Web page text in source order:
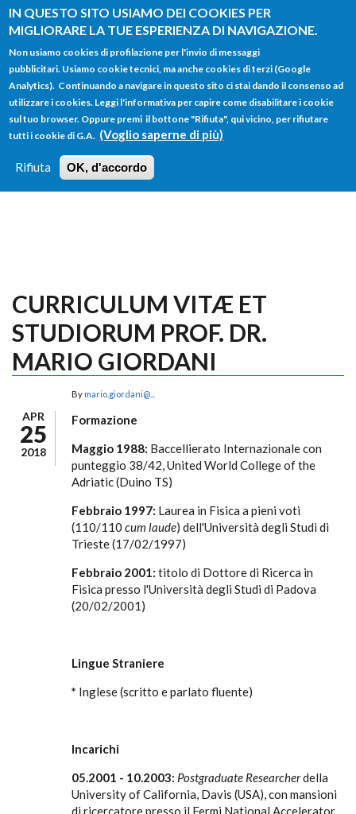
IN QUESTO SITO USIAMO DEI COOKIES PER
MIGLIORARE LA TUE ESPERIENZA DI NAVIGAZIONE.
Non usiamo cookies di profilazione per l'invio di messaggi
pubblicitari. Usiamo cookie tecnici, ma anche cookies di terzi (Google
Analytics). Continuando a navigare in questo sito ci stai dando il consenso ad
utilizzare i cookies. Leggi l'informativa per capire come disabilitare i cookie
sul tuo browser. Oppure premi il bottone "Rifiuta", qui vicino, per rifiutare
tutti i cookie di G.A. (Voglio saperne di più)
Rifiuta OK, d'accordo
Salta al contenuto principale
FORM
DI
RICERCA
Main menu
HOME TUTTI I PROFILI
LOGIN
CURRICULUM VITÆ ET
STUDIORUM PROF. DR.
MARIO GIORDANI
APR
25
2018
By mario.giordani@...
Formazione
Maggio 1988: Baccellierato Internazionale con
punteggio 38/42, United World College of the
Adriatic (Duino TS)
Febbraio 1997: Laurea in Fisica a pieni voti
(110/110 cum laude) dell'Università degli Studi di
Trieste (17/02/1997)
Febbraio 2001: titolo di Dottore di Ricerca in
Fisica presso l'Università degli Studi di Padova
(20/02/2001)
Lingue Straniere
* Inglese (scritto e parlato fluente)
Incarichi
05.2001 - 10.2003: Postgraduate Researcherdella
University of California, Davis (USA), con mansioni
di ricercatore presso il Fermi National Accelerator